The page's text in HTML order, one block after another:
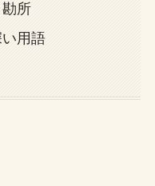
所
用語